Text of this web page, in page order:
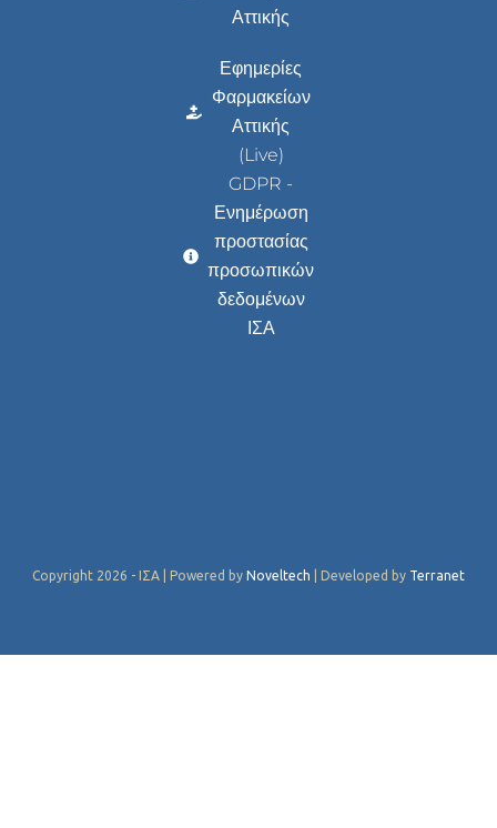
Αττικής
Εφημερίες
Φαρμακείων
Αττικής
(Live)
GDPR -
Ενημέρωση
προστασίας
προσωπικών
δεδομένων
ΙΣΑ
Copyright 2026 - ΙΣΑ | Powered by Noveltech | Developed by Terranet